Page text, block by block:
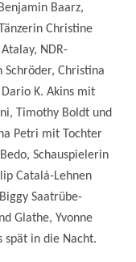
Baarz,
Christine
NDR-
Schröder, Christina
K. Akins mit
Timothy Boldt und
Petri mit Tochter
Schauspielerin
Catalá-Lehnen
Saatrübe-
Glathe, Yvonne
spät in die Nacht.